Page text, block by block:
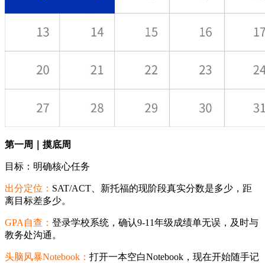
第一周｜摸底周
目标：明确核心任务
出分定位： SAT/ACT、新托福的现阶段真实分数是多少，距
离目标差多少。
GPA自查： 登录学校系统，确认9-11年级成绩单无误，及时与
教务处沟通。
头脑风暴Notebook： 打开一本空白Notebook，现在开始随手记